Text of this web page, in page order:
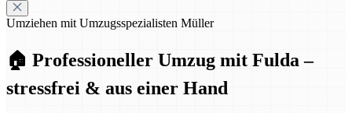
Umziehen mit Umzugsspezialisten Müller
🏠 Professioneller Umzug mit Fulda –
stressfrei & aus einer Hand